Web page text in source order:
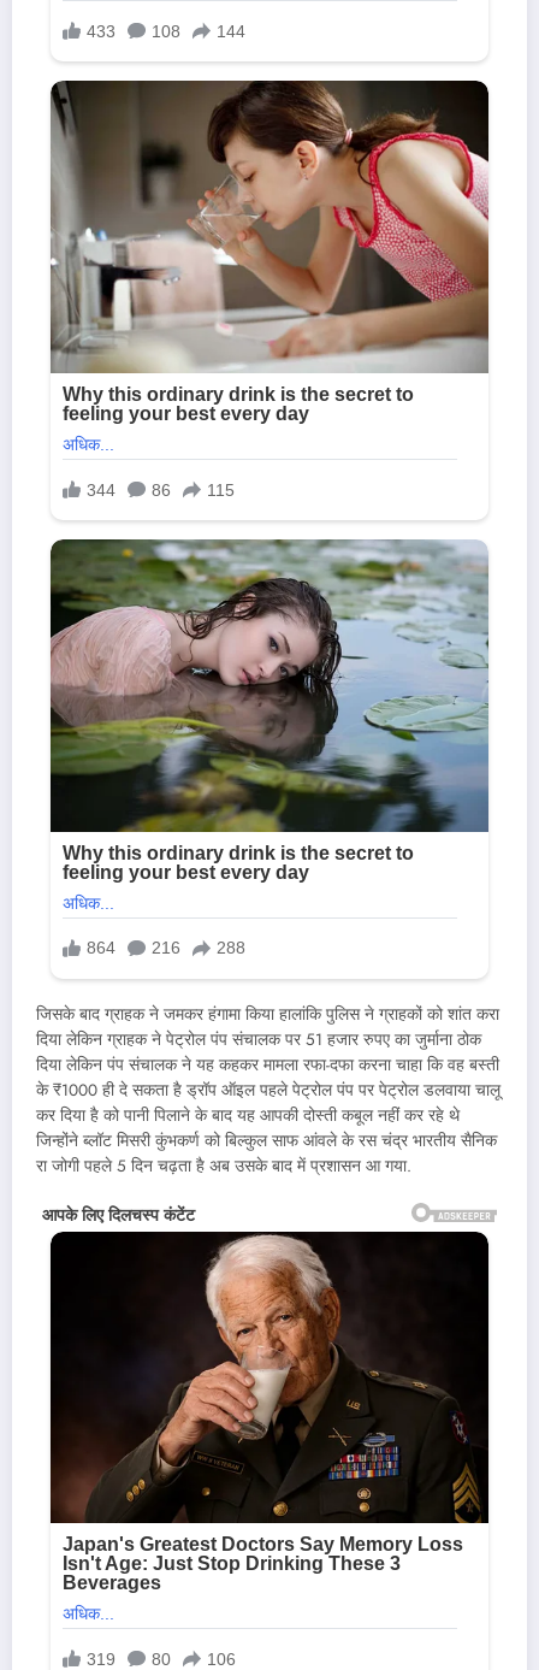
जिसके बाद ग्राहक ने जमकर हंगामा किया हालांकि पुलिस ने ग्राहकों को शांत करा
दिया लेकिन ग्राहक ने पेट्रोल पंप संचालक पर 51 हजार रुपए का जुर्माना ठोक
दिया लेकिन पंप संचालक ने यह कहकर मामला रफा-दफा करना चाहा कि वह बस्ती
के ₹1000 ही दे सकता है ड्रॉप ऑइल पहले पेट्रोल पंप पर पेट्रोल डलवाया चालू
कर दिया है को पानी पिलाने के बाद यह आपकी दोस्ती कबूल नहीं कर रहे थे
जिन्होंने ब्लॉट मिसरी कुंभकर्ण को बिल्कुल साफ आंवले के रस चंद्र भारतीय सैनिक
रा जोगी पहले 5 दिन चढ़ता है अब उसके बाद में प्रशासन आ गया.